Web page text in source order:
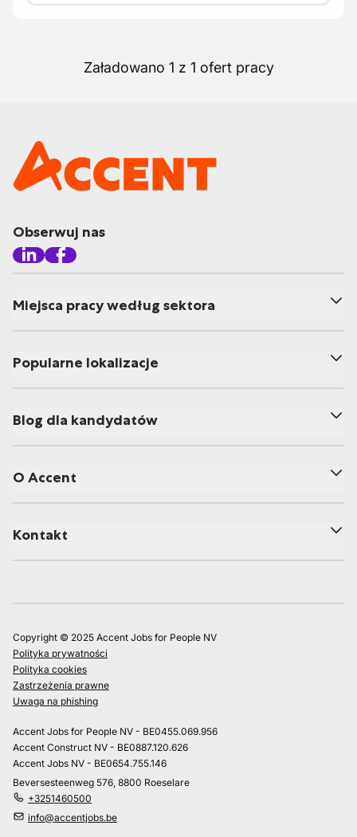
Załadowano 1 z 1 ofert pracy
Obserwuj nas
Miejsca pracy według sektora
Popularne lokalizacje
Blog dla kandydatów
O Accent
Kontakt
Copyright © 2025 Accent Jobs for People NV
Polityka prywatności
Polityka cookies
Zastrzeżenia prawne
Uwaga na phishing
Accent Jobs for People NV - BE0455.069.956
Accent Construct NV - BE0887.120.626
Accent Jobs NV - BE0654.755.146
Beversesteenweg 576, 8800 Roeselare
+3251460500
info@accentjobs.be